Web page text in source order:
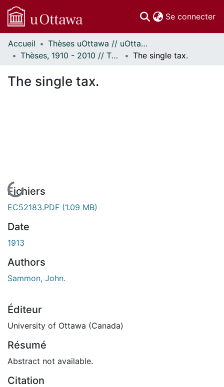
Se connecter
Communautés
et collections
Statistiques
Accueil
Thèses uOttawa // uOttawa Theses
Thèses, 1910 - 2010 // Theses, 1910 - 2010
The single tax.
The single tax.
En cours de chargement...
Fichiers
EC52183.PDF (1.09 MB)
Date
1913
Authors
Sammon, John.
Éditeur
University of Ottawa (Canada)
Résumé
Abstract not available.
Citation